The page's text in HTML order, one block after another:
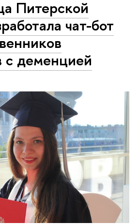
Питерской
чат-бот
с деменцией